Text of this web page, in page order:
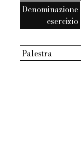
Denominazione
esercizio
Palestra